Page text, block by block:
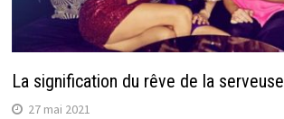
La signification du rêve de la serveuse
27 mai 2021